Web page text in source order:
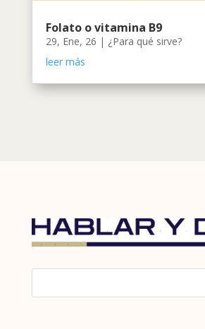
Folato o vitamina B9
29, Ene, 26 | ¿Para qué sirve?
leer más